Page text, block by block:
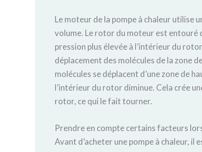
Le moteur de la pompe à chaleur utilise
volume. Le rotor du moteur est entouré
pression plus élevée à l’intérieur du
déplacement des molécules de la zone
molécules se déplacent d’une zone de
l’intérieur du rotor diminue. Cela crée
rotor, ce qui le fait tourner.
Prendre en compte certains facteurs
Avant d’acheter une pompe à chaleur,